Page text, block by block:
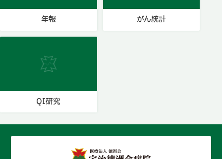
年報 がん統計
QI研究